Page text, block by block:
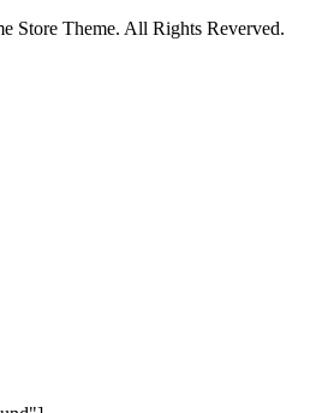
Store Theme. All Rights Reverved.